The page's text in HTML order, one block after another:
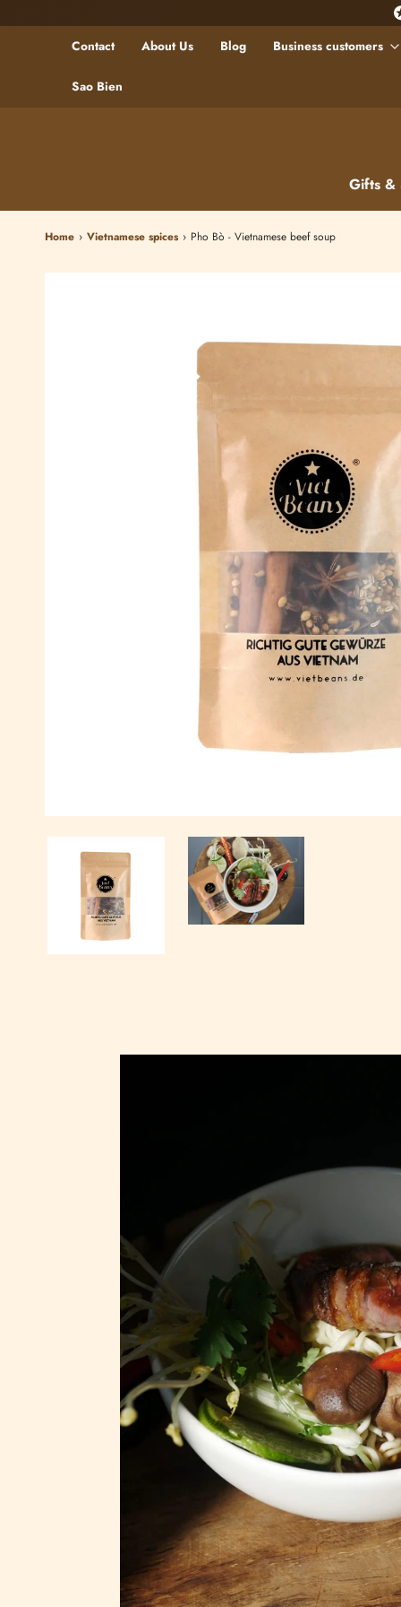
Contact About Us Blog Business customers
Sao Bien
Gifts &
Home › Vietnamese spices › Pho Bò - Vietnamese beef soup